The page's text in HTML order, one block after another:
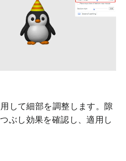
して細部を調整します。隙
ぶし効果を確認し、適用し